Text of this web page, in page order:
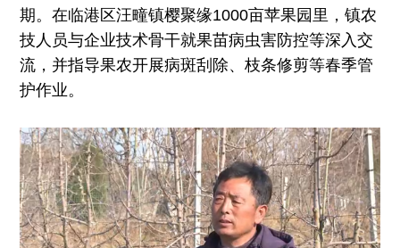
期。在临港区汪疃镇樱聚缘1000亩苹果园里，镇农
技人员与企业技术骨干就果苗病虫害防控等深入交
流，并指导果农开展病斑刮除、枝条修剪等春季管
护作业。